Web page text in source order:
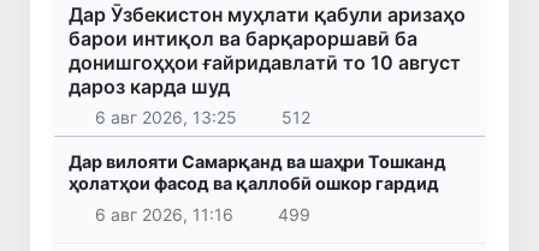
Дар Ӯзбекистон муҳлати қабули аризаҳо
барои интиқол ва барқароршавӣ ба
донишгоҳҳои ғайридавлатӣ то 10 август
дароз карда шуд
6 авг 2026, 13:25 512
Дар вилояти Самарқанд ва шаҳри Тошканд
ҳолатҳои фасод ва қаллобӣ ошкор гардид
6 авг 2026, 11:16
499